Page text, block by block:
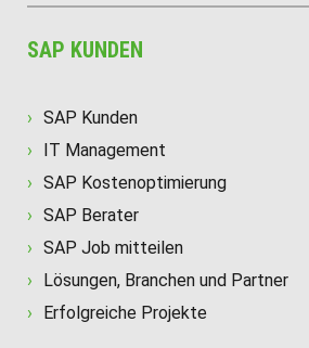
SAP KUNDEN
SAP Kunden
IT Management
SAP Kostenoptimierung
SAP Berater
SAP Job mitteilen
Lösungen, Branchen und Partner
Erfolgreiche Projekte